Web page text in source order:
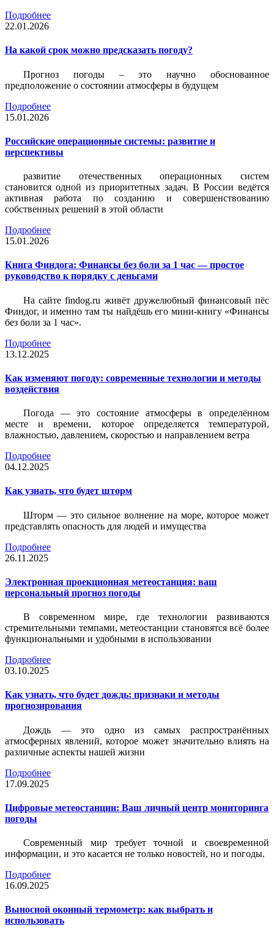
Подробнее
22.01.2026
На какой срок можно предсказать погоду?
Прогноз погоды – это научно обоснованное
предположение о состоянии атмосферы в будущем
Подробнее
15.01.2026
Российские операционные системы: развитие и
перспективы
развитие отечественных операционных систем
становится одной из приоритетных задач. В России ведётся
активная работа по созданию и совершенствованию
собственных решений в этой области
Подробнее
15.01.2026
Книга Финдога: Финансы без боли за 1 час — простое
руководство к порядку с деньгами
На сайте findog.ru живёт дружелюбный финансовый пёс
Финдог, и именно там ты найдёшь его мини‑книгу «Финансы
без боли за 1 час».
Подробнее
13.12.2025
Как изменяют погоду: современные технологии и методы
воздействия
Погода — это состояние атмосферы в определённом
месте и времени, которое определяется температурой,
влажностью, давлением, скоростью и направлением ветра
Подробнее
04.12.2025
Как узнать, что будет шторм
Шторм — это сильное волнение на море, которое может
представлять опасность для людей и имущества
Подробнее
26.11.2025
Электронная проекционная метеостанция: ваш
персональный прогноз погоды
В современном мире, где технологии развиваются
стремительными темпами, метеостанции становятся всё более
функциональными и удобными в использовании
Подробнее
03.10.2025
Как узнать, что будет дождь: признаки и методы
прогнозирования
Дождь — это одно из самых распространённых
атмосферных явлений, которое может значительно влиять на
различные аспекты нашей жизни
Подробнее
17.09.2025
Цифровые метеостанции: Ваш личный центр мониторинга
погоды
Современный мир требует точной и своевременной
информации, и это касается не только новостей, но и погоды.
Подробнее
16.09.2025
Выносной оконный термометр: как выбрать и
использовать